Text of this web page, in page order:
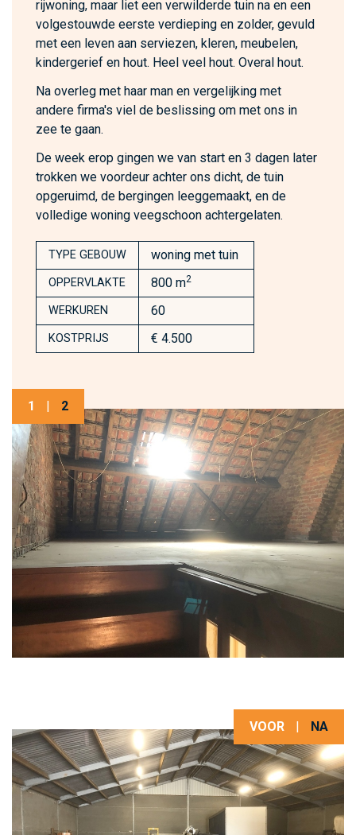
rijwoning, maar liet een verwilderde tuin na en een
volgestouwde eerste verdieping en zolder, gevuld
met een leven aan serviezen, kleren, meubelen,
kindergerief en hout. Heel veel hout. Overal hout.
Na overleg met haar man en vergelijking met
andere firma's viel de beslissing om met ons in
zee te gaan.
De week erop gingen we van start en 3 dagen later
trokken we voordeur achter ons dicht, de tuin
opgeruimd, de bergingen leeggemaakt, en de
volledige woning veegschoon achtergelaten.
TYPE GEBOUW woning met tuin
OPPERVLAKTE 800 m2
WERKUREN 60
KOSTPRIJS € 4.500
1 | 2
VOOR NA